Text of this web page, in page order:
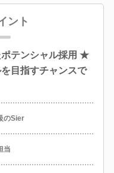
ント
テンシャル採用 ★
目指すチャンスで
のSier
当